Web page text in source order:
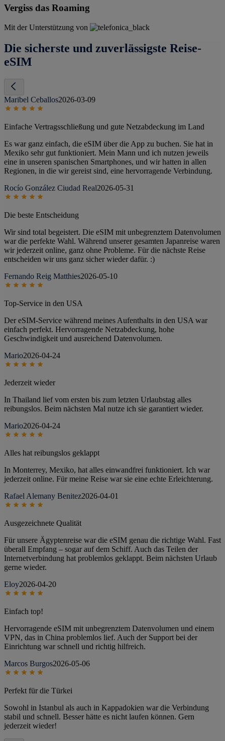
Vergiss das Roaming
Mit der Unterstützung von
Die sicherste und zuverlässigste Reise-
eSIM
Maribel Ceballos2026-03-09
Einfache Vertragsschließung und gute Netzabdeckung im Land
Es war ganz einfach, die eSIM über die App zu buchen. Sie hat in
Mexiko sehr gut funktioniert. Mein Mann und ich nutzen jeweils
eine in unseren spanischen Smartphones, und wir hatten in allen
Regionen, in die wir gereist sind, eine hervorragende Verbindung.
Rocío González Ciudad Real2026-05-31
Die beste Entscheidung
Wir sind total begeistert. Die eSIM mit unbegrenztem Datenvolumen
war die perfekte Wahl. Während unserer gesamten Japanreise waren
wir jederzeit online, ganz ohne Probleme. Für die nächste Reise
entscheiden wir uns ganz sicher wieder dafür. :)
Fernando Reig Matthies2026-05-10
Top-Service in den USA
Der eSIM-Service während meines Aufenthalts in den USA war
einfach perfekt. Hervorragende Netzabdeckung, hohe
Geschwindigkeit und ausreichend Datenvolumen.
Mario2026-04-24
Jederzeit wieder
In Thailand lief vom ersten bis zum letzten Urlaubstag alles
reibungslos. Beim nächsten Mal nutze ich sie garantiert wieder.
Mario2026-04-24
Alles hat reibungslos geklappt
In Monterrey, Mexiko, hat alles einwandfrei funktioniert. Ich war
jederzeit online. Für meine Reise war sie eine echte Erleichterung.
Rafael Alemany Benitez2026-04-01
Ausgezeichnete Qualität
Für unsere Ägyptenreise war die eSIM genau die richtige Wahl. Fast
überall Empfang – sogar auf dem Schiff. Auch das Teilen der
Internetverbindung hat problemlos geklappt. Beim nächsten Urlaub
gerne wieder.
Eloy2026-04-20
Einfach top!
Hervorragende eSIM mit unbegrenztem Datenvolumen und einem
VPN, das in China problemlos lief. Auch der Support bei der
Einrichtung war schnell und richtig hilfreich.
Marcos Burgos2026-05-06
Perfekt für die Türkei
Sowohl in Istanbul als auch in Kappadokien war die Verbindung
stabil und schnell. Besser hätte es nicht laufen können. Gern
jederzeit wieder!